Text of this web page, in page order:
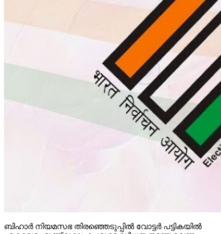
ബിഹാര്‍ നിയമസഭ തിരഞ്ഞെടുപ്പില്‍ വോട്ടര്‍ പട്ടികയില്‍